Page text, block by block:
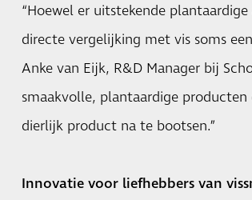
“Hoewel er uitstekende
directe vergelijking met vis soms
Anke van Eijk, R&D Manager bij
smaakvolle, plantaardige
dierlijk product na te bootsen.”
Innovatie voor liefhebbers van